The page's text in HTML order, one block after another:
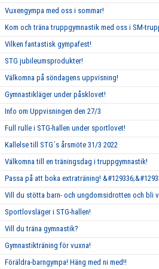
Vuxengympa med oss i sommar!
Kom och träna truppgymnastik med oss i SM-
Vilken fantastisk gympafest!
STG jubileumsprodukter!
Välkomna på söndagens uppvisning!
Gymnastikläger under påsklovet!
Info om Uppvisningen den 27/3
Full rulle i STG-hallen under sportlovet!
Kallelse till STG´s årsmöte 31/3 2022
Välkomna till en träningsdag i truppgymnastik!
Passa på att boka extraträning!
Vill du stötta barn- och ungdomsidrotten och bli
Sportlovsläger i STG-hallen!
Vill du träna gymnastik?
Gymnastikträning för vuxna!
Föräldra-barngympa! Häng med ni med!!